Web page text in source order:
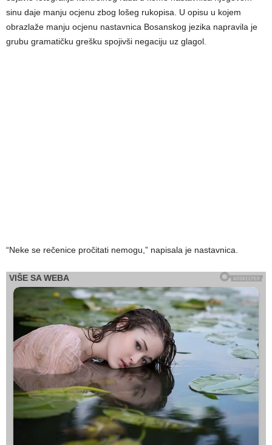
sinu daje manju ocjenu zbog lošeg rukopisa. U opisu u kojem
obrazlaže manju ocjenu nastavnica Bosanskog jezika napravila je
grubu gramatičku grešku spojivši negaciju uz glagol.
“Neke se rečenice pročitati nemogu,” napisala je nastavnica.